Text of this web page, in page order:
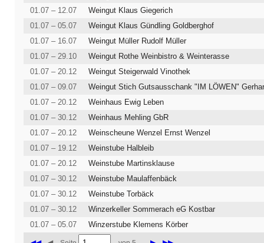
01.07 – 12.07
Weingut Klaus Giegerich
01.07 – 05.07
Weingut Klaus Gündling Goldberghof
01.07 – 16.07
Weingut Müller Rudolf Müller
01.07 – 29.10
Weingut Rothe Weinbistro & Weinterasse
01.07 – 20.12
Weingut Steigerwald Vinothek
01.07 – 09.07
01.07 – 20.12
Weinhaus Ewig Leben
01.07 – 30.12
Weinhaus Mehling GbR
01.07 – 20.12
Weinscheune Wenzel Ernst Wenzel
01.07 – 19.12
Weinstube Halbleib
01.07 – 20.12
Weinstube Martinsklause
01.07 – 30.12
Weinstube Maulaffenbäck
01.07 – 30.12
Weinstube Torbäck
01.07 – 30.12
Winzerkeller Sommerach eG Kostbar
01.07 – 05.07
Winzerstube Klemens Körber